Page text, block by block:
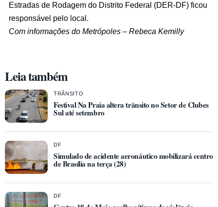
Estradas de Rodagem do Distrito Federal (DER-DF) ficou
responsável pelo local.
Com informações do Metrópoles – Rebeca Kemilly
Leia também
TRÂNSITO
Festival Na Praia altera trânsito no Setor de Clubes
Sul até setembro
DF
Simulado de acidente aeronáutico mobilizará centro
de Brasília na terça (28)
DF